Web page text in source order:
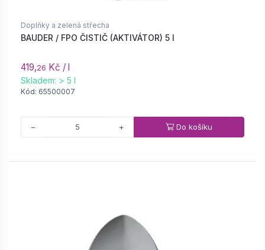
Doplňky a zelená střecha
BAUDER / FPO ČISTIČ (AKTIVÁTOR) 5 l
419,26 Kč / l
Skladem: > 5 l
Kód: 65500007
− + Do košíku